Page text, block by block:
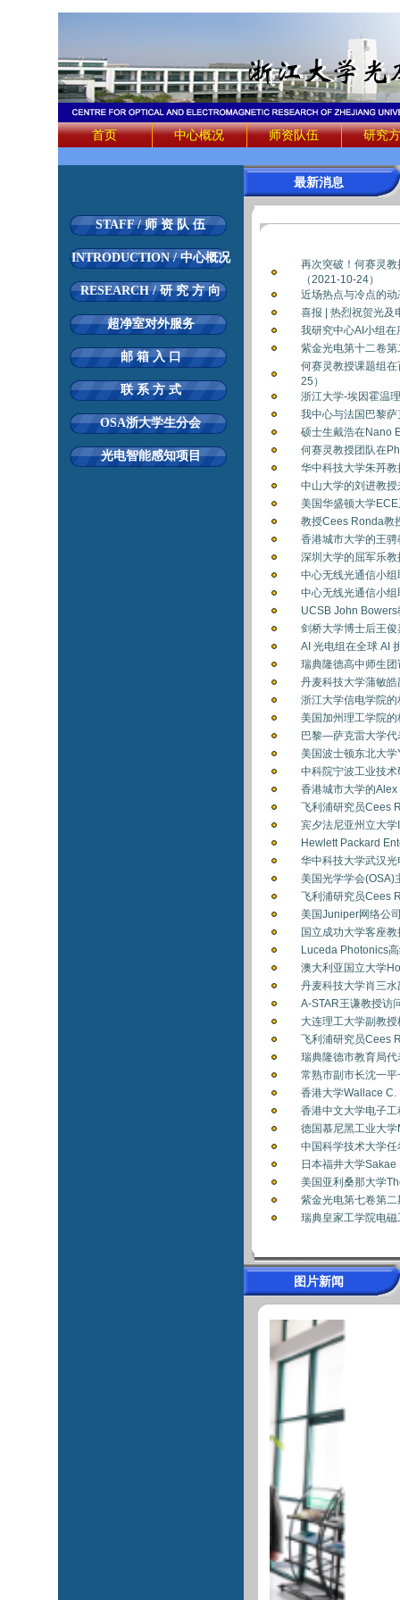
首页 中心概况 师资队伍 研究
STAFF / 师 资 队 伍
INTRODUCTION / 中心概况
RESEARCH / 研 究 方 向
超净室对外服务
邮 箱 入 口
联 系 方 式
OSA浙大学生分会
光电智能感知项目
最新消息
再次突破！何赛灵
（2021-10-24）
近场热点与冷点的
喜报 | 热烈祝贺光及
我研究中心AI小组
紫金光电第十二卷
何赛灵教授课题组
25）
浙江大学-埃因霍温
我中心与法国巴黎
硕士生戴浩在Nano
何赛灵教授团队在
华中科技大学朱䒟
中山大学的刘进教
美国华盛顿大学
教授Cees Ronda教
香港城市大学的王
深圳大学的屈军乐
中心无线光通信小
中心无线光通信小
UCSB John
剑桥大学博士后王
AI 光电组在全球 AI
瑞典隆德高中师生
丹麦科技大学蒲敏
浙江大学信电学院
美国加州理工学院
巴黎—萨克雷大学代
美国波士顿东北大
中科院宁波工业技
香港城市大学的
飞利浦研究员Cees
宾夕法尼亚州立大
Hewlett Packard
华中科技大学武汉
美国光学学会(OSA)
飞利浦研究员Cees
美国Juniper网络公
国立成功大学客座
Luceda Photonics
澳大利亚国立大学
丹麦科技大学肖三
A-STAR王谦教授访
大连理工大学副教
飞利浦研究员Cees
瑞典隆德市教育局
常熟市副市长沈一
香港大学Wallace
香港中文大学电子
德国慕尼黑工业大
中国科学技术大学
日本福井大学
美国亚利桑那大学
紫金光电第七卷第
瑞典皇家工学院电
图片新闻